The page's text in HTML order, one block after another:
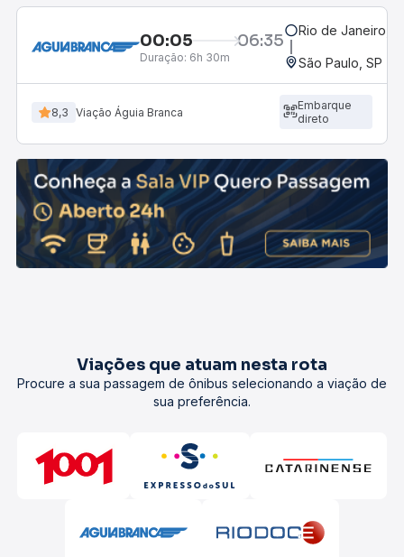
00:05 06:35
Duração: 6h 30m
Rio de Janeiro,
São Paulo, SP -
8,3 Viação Águia Branca
Embarque
direto
Viações que atuam nesta rota
Procure a sua passagem de ônibus selecionando a viação de
sua preferência.